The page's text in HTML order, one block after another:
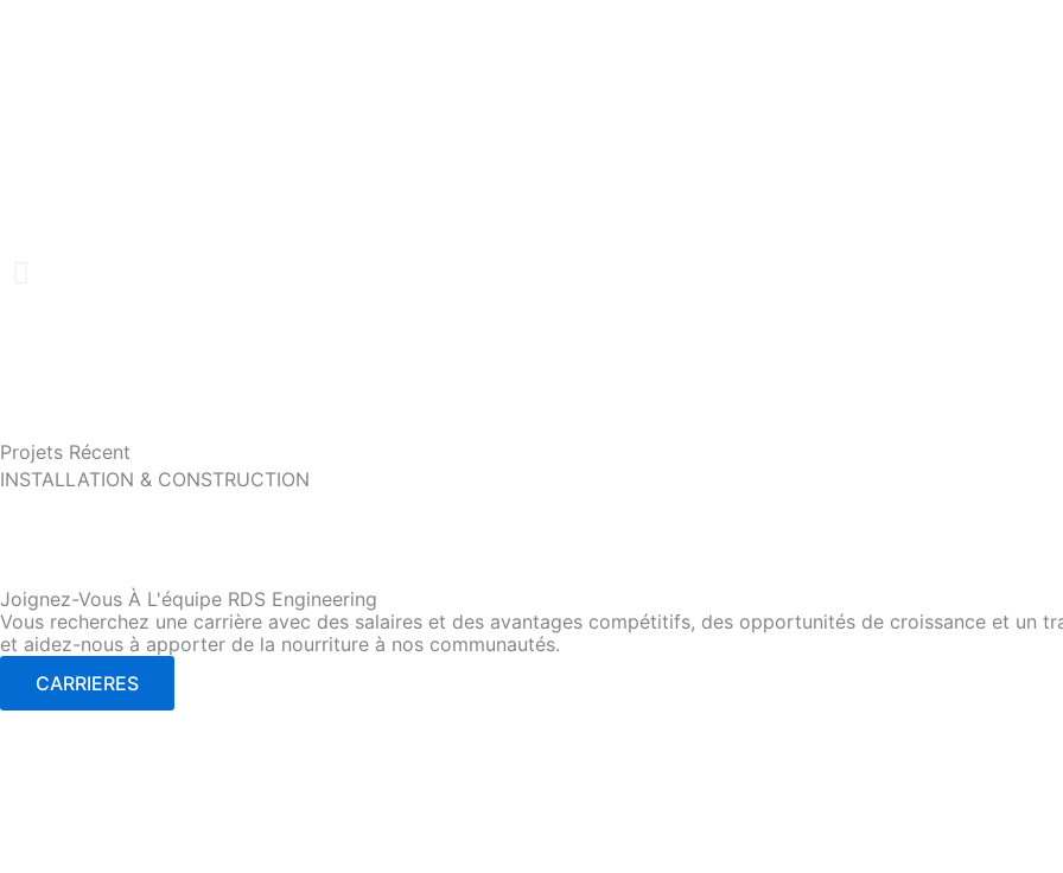
Projets Récent
INSTALLATION & CONSTRUCTION
Joignez-Vous À L'équipe RDS Engineering
Vous recherchez une carrière avec des salaires et des avantages compétitifs, des opportunités de croissance et un
et aidez-nous à apporter de la nourriture à nos communautés.
CARRIERES